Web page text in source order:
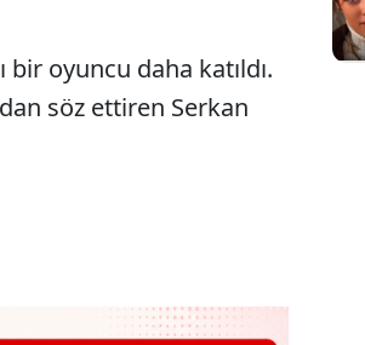
bir oyuncu daha katıldı.
söz ettiren Serkan